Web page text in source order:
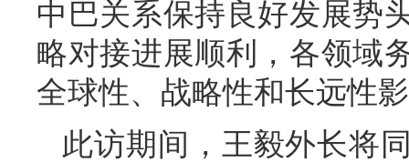
中巴关系保持良好发展势
略对接进展顺利，各领域
全球性、战略性和长远性
此访期间，王毅外长将